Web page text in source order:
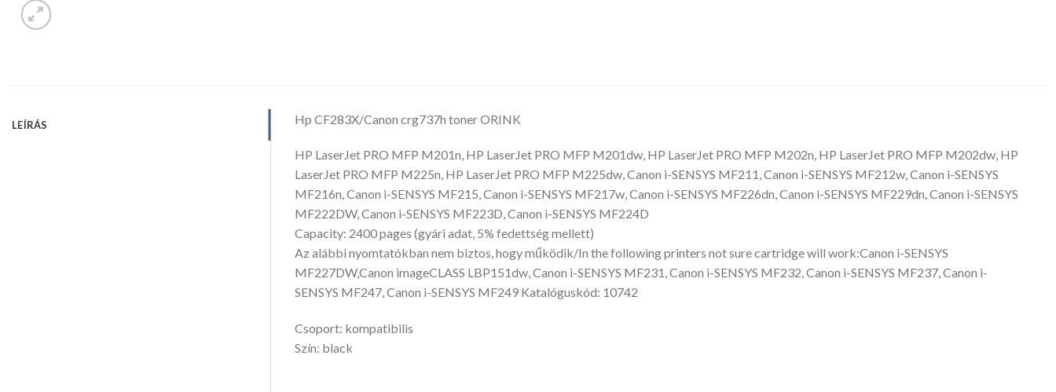
LEÍRÁS Hp CF283X/Canon crg737h toner ORINK
HP LaserJet PRO MFP M201n, HP LaserJet PRO MFP M201dw, HP LaserJet PRO MFP M202n, HP LaserJet PRO MFP M202dw, HP
LaserJet PRO MFP M225n, HP LaserJet PRO MFP M225dw, Canon i-SENSYS MF211, Canon i-SENSYS MF212w, Canon i-SENSYS
MF216n, Canon i-SENSYS MF215, Canon i-SENSYS MF217w, Canon i-SENSYS MF226dn, Canon i-SENSYS MF229dn, Canon i-SENSYS
MF222DW, Canon i-SENSYS MF223D, Canon i-SENSYS MF224D
Capacity: 2400 pages (gyári adat, 5% fedettség mellett)
Az alábbi nyomtatókban nem biztos, hogy működik/In the following printers not sure cartridge will work:Canon i-SENSYS
MF227DW,Canon imageCLASS LBP151dw, Canon i-SENSYS MF231, Canon i-SENSYS MF232, Canon i-SENSYS MF237, Canon i-
SENSYS MF247, Canon i-SENSYS MF249 Katalóguskód: 10742
Csoport: kompatibilis
Szín: black